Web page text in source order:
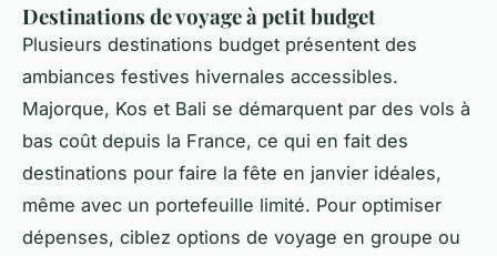
Destinations de voyage à petit budget
Plusieurs destinations budget présentent des
ambiances festives hivernales accessibles.
Majorque, Kos et Bali se démarquent par des vols à
bas coût depuis la France, ce qui en fait des
destinations pour faire la fête en janvier idéales,
même avec un portefeuille limité. Pour optimiser
dépenses, ciblez options de voyage en groupe ou